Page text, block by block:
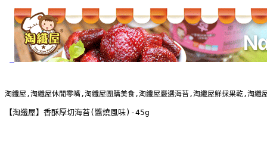
淘纖屋,淘纖屋休閒零嘴,淘纖屋團購美食,淘纖屋嚴選海苔,淘纖屋鮮採果乾,淘纖
【淘纖屋】香酥厚切海苔(醬燒風味)-45g